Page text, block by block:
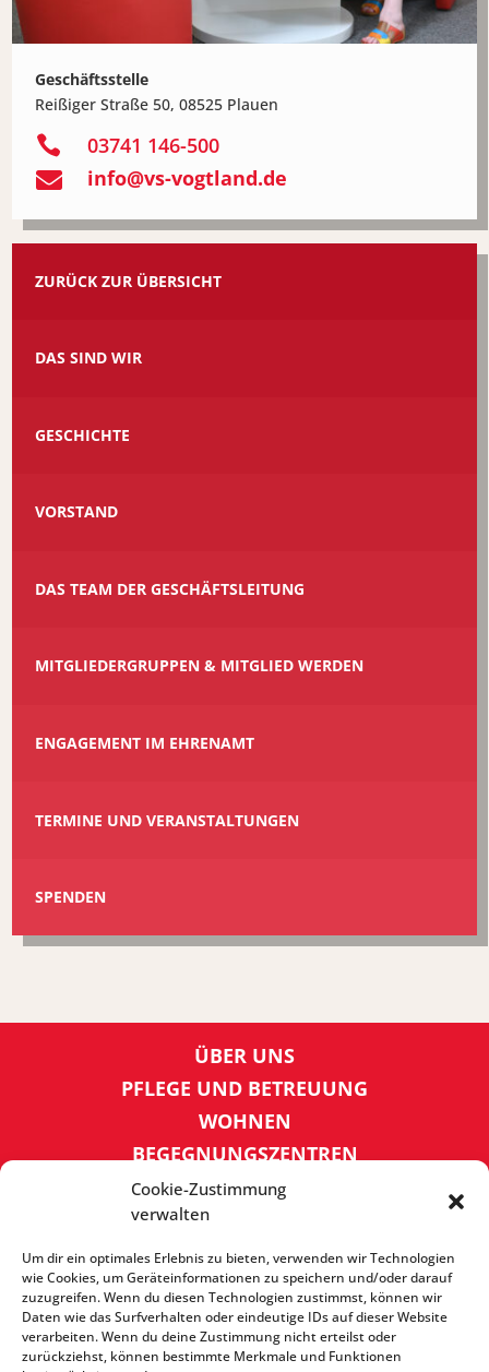
Cookie-Zustimmung
verwalten
Um dir ein optimales Erlebnis zu bieten, verwenden wir Technologien
wie Cookies, um Geräteinformationen zu speichern und/oder darauf
zuzugreifen. Wenn du diesen Technologien zustimmst, können wir
Daten wie das Surfverhalten oder eindeutige IDs auf dieser Website
verarbeiten. Wenn du deine Zustimmung nicht erteilst oder
zurückziehst, können bestimmte Merkmale und Funktionen
Geschäftsstelle
Reißiger Straße 50, 08525 Plauen

03741 146-500

info@vs-vogtland.de
ZURÜCK ZUR ÜBERSICHT
DAS SIND WIR
GESCHICHTE
VORSTAND
DAS TEAM DER GESCHÄFTSLEITUNG
MITGLIEDERGRUPPEN & MITGLIED WERDEN
ENGAGEMENT IM EHRENAMT
TERMINE UND VERANSTALTUNGEN
SPENDEN
ÜBER UNS
PFLEGE UND BETREUUNG
WOHNEN
BEGEGNUNGSZENTREN
KINDER UND JUGEND
KONTAKT
KARRIERE
SPENDENKONTO
Sozialbank